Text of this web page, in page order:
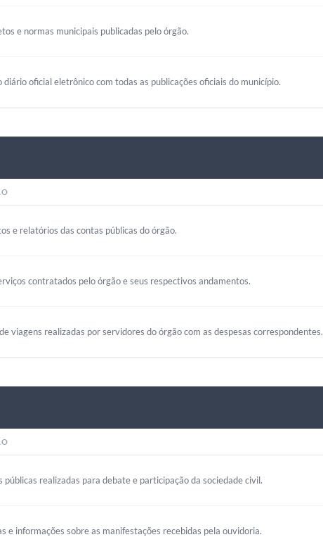
e normas municipais publicadas pelo órgão.
diário oficial eletrônico com todas as publicações oficiais do município.
e relatórios das contas públicas do órgão.
contratados pelo órgão e seus respectivos andamentos.
viagens realizadas por servidores do órgão com as despesas correspondentes.
públicas realizadas para debate e participação da sociedade civil.
e informações sobre as manifestações recebidas pela ouvidoria.